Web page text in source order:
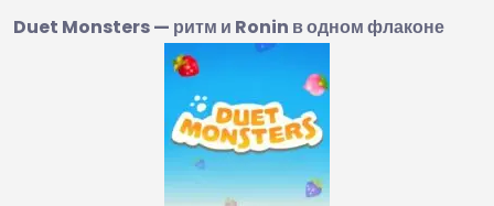
Duet Monsters — ритм и Ronin в одном флаконе